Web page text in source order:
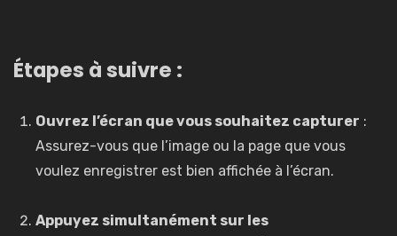
Étapes à suivre :
Ouvrez l’écran que vous souhaitez capturer :
Assurez-vous que l’image ou la page que vous
voulez enregistrer est bien affichée à l’écran.
Appuyez simultanément sur les